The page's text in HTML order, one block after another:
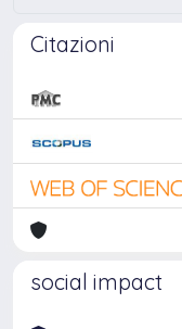
Citazioni
social impact